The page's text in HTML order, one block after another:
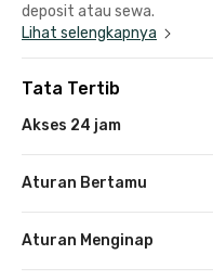
deposit atau sewa.
Lihat selengkapnya
Tata Tertib
Akses 24 jam
Aturan Bertamu
Aturan Menginap